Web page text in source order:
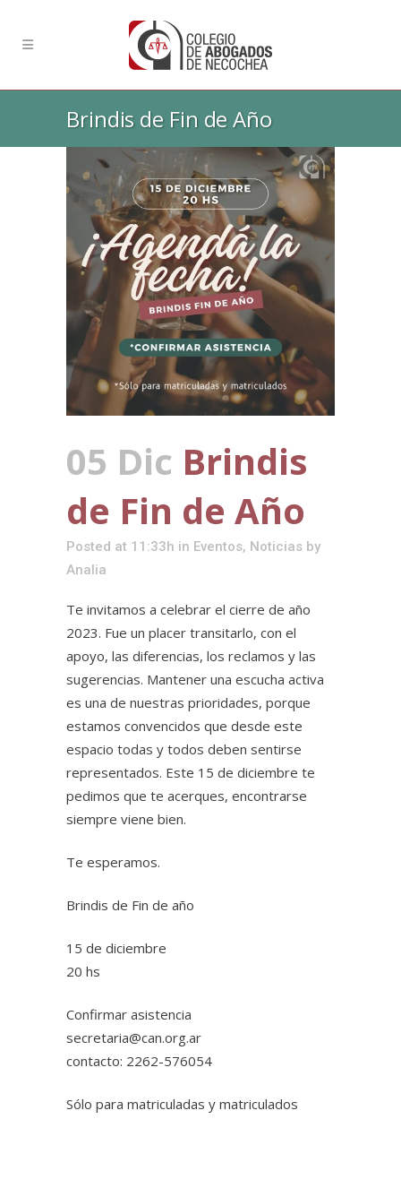
Brindis de Fin de Año
05 Dic Brindis
de Fin de Año
Posted at 11:33h in Eventos, Noticias by
Analia
Te invitamos a celebrar el cierre de año
2023. Fue un placer transitarlo, con el
apoyo, las diferencias, los reclamos y las
sugerencias. Mantener una escucha activa
es una de nuestras prioridades, porque
estamos convencidos que desde este
espacio todas y todos deben sentirse
representados. Este 15 de diciembre te
pedimos que te acerques, encontrarse
siempre viene bien.
Te esperamos.
Brindis de Fin de año
15 de diciembre
20 hs
Confirmar asistencia
secretaria@can.org.ar
contacto: 2262-576054
Sólo para matriculadas y matriculados